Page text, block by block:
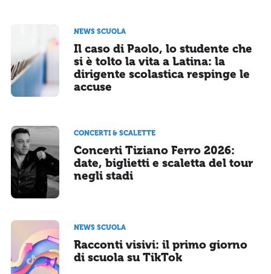
NEWS SCUOLA
Il caso di Paolo, lo studente che
si è tolto la vita a Latina: la
dirigente scolastica respinge le
accuse
CONCERTI & SCALETTE
Concerti Tiziano Ferro 2026:
date, biglietti e scaletta del tour
negli stadi
NEWS SCUOLA
Racconti visivi: il primo giorno
di scuola su TikTok